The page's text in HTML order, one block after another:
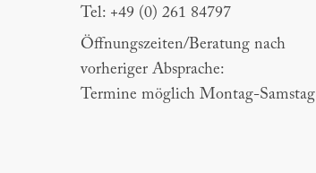
Tel: +49 (0) 261 84797
Öffnungszeiten/Beratung nach
vorheriger Absprache:
Termine möglich Montag-Samstag